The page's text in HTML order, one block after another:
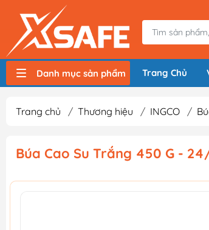
Danh mục sản phẩm Trang Chủ
Trang chủ / Thương hiệu / INGCO /
Búa Cao Su Trắng 450 G - 24/